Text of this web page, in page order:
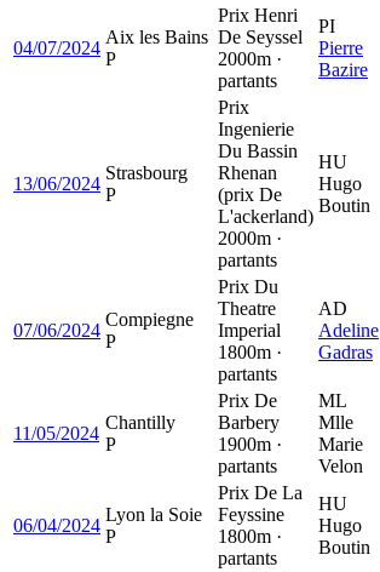
04/07/2024
Aix les Bains
P
Prix Henri
De Seyssel
2000m ·
partants
PI
Pierre
Bazire
13/06/2024
Strasbourg
P
Prix
Ingenierie
Du Bassin
Rhenan
(prix De
L'ackerland)
2000m ·
partants
HU
Hugo
Boutin
07/06/2024
Compiegne
P
Prix Du
Theatre
Imperial
1800m ·
partants
AD
Adeline
Gadras
11/05/2024
Chantilly
P
Prix De
Barbery
1900m ·
partants
ML
Mlle
Marie
Velon
06/04/2024
Lyon la Soie
P
Prix De La
Feyssine
1800m ·
partants
HU
Hugo
Boutin